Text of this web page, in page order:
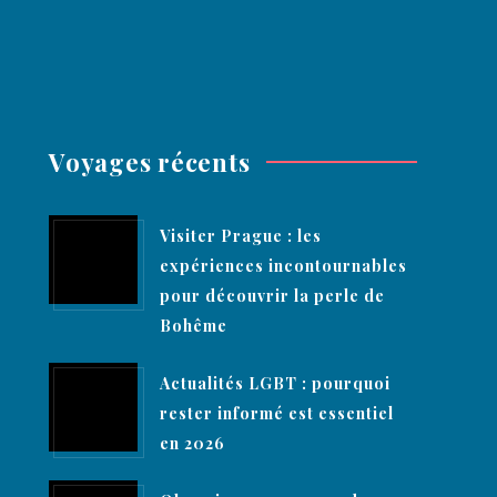
Voyages récents
Visiter Prague : les
expériences incontournables
pour découvrir la perle de
Bohême
Actualités LGBT : pourquoi
rester informé est essentiel
en 2026